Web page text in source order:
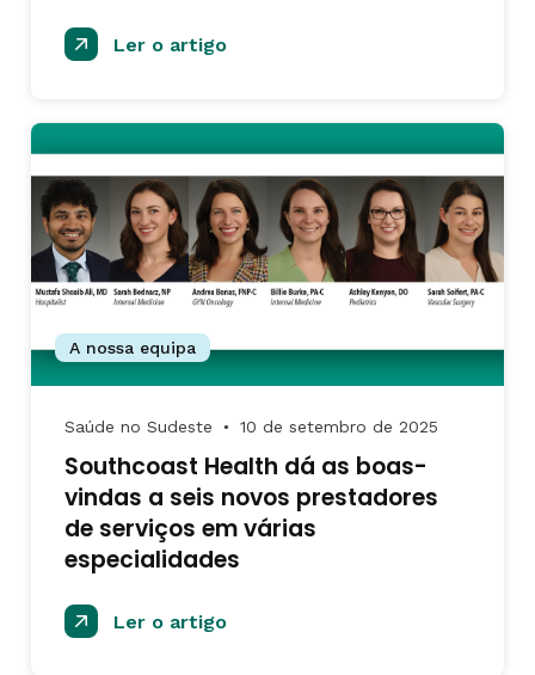
Ler o artigo
A nossa equipa
Saúde no Sudeste ● 10 de setembro de 2025
Southcoast Health dá as boas-
vindas a seis novos prestadores
de serviços em várias
especialidades
Ler o artigo